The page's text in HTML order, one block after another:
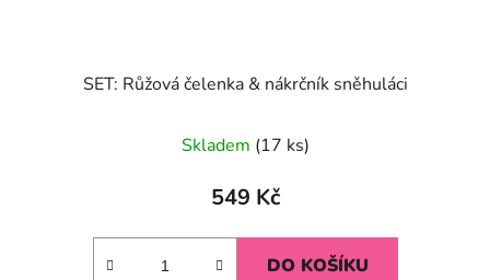
SET: Růžová čelenka & nákrčník sněhuláci
hodnocení
produktu
5,0
Skladem (17 ks)
549 Kč
DO KOŠÍKU